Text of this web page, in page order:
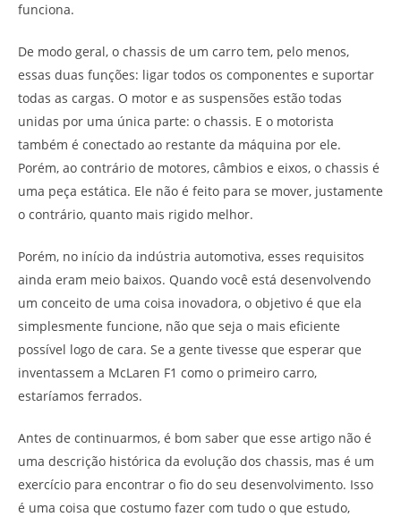
funciona.
De modo geral, o chassis de um carro tem, pelo menos,
essas duas funções: ligar todos os componentes e suportar
todas as cargas. O motor e as suspensões estão todas
unidas por uma única parte: o chassis. E o motorista
também é conectado ao restante da máquina por ele.
Porém, ao contrário de motores, câmbios e eixos, o chassis é
uma peça estática. Ele não é feito para se mover, justamente
o contrário, quanto mais rigido melhor.
Porém, no início da indústria automotiva, esses requisitos
ainda eram meio baixos. Quando você está desenvolvendo
um conceito de uma coisa inovadora, o objetivo é que ela
simplesmente funcione, não que seja o mais eficiente
possível logo de cara. Se a gente tivesse que esperar que
inventassem a McLaren F1 como o primeiro carro,
estaríamos ferrados.
Antes de continuarmos, é bom saber que esse artigo não é
uma descrição histórica da evolução dos chassis, mas é um
exercício para encontrar o fio do seu desenvolvimento. Isso
é uma coisa que costumo fazer com tudo o que estudo,